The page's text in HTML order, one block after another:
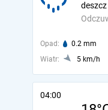
deszcz
Opad: 0.2 mm
Wiatr:
5 km/h
04:00